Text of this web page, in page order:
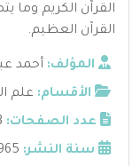
القرآن الكريم
القرآن العظيم.
المؤلف: أحمد
الأقسام: علم
عدد الصفحات:
سنة النشر: